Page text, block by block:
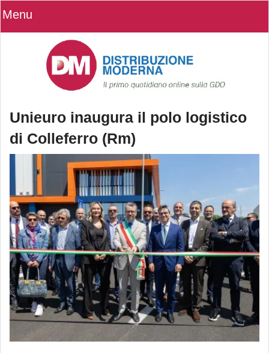
Menu
Unieuro inaugura il polo logistico
di Colleferro (Rm)